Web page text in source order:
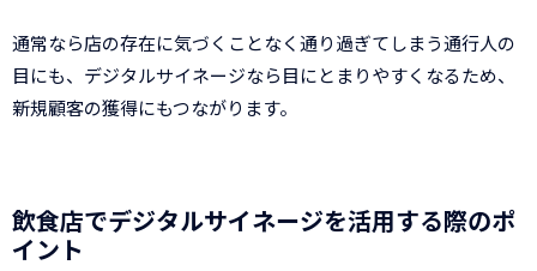
通常なら店の存在に気づくことなく通り過ぎてしまう通行人の
目にも、デジタルサイネージなら目にとまりやすくなるため、
新規顧客の獲得にもつながります。
飲食店でデジタルサイネージを活用する際のポ
イント